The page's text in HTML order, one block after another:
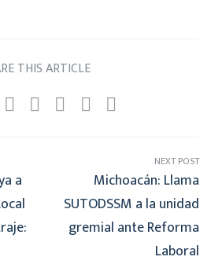
THIS ARTICLE
a
NEXT POST
Michoacán: Llama
SUTODSSM a la unidad
gremial ante Reforma
Laboral